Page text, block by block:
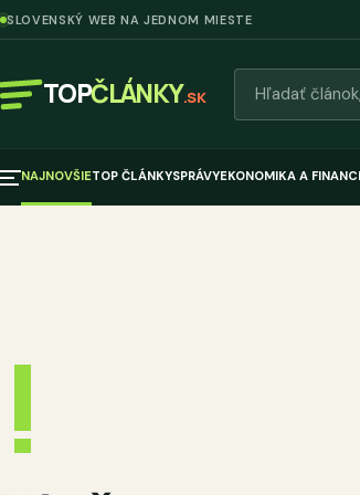
SLOVENSKÝ WEB NA JEDNOM MIESTE
TOPČLÁNKY.SK
NAJNOVŠIETOP ČLÁNKYSPRÁVYEKONOMIKA A
!